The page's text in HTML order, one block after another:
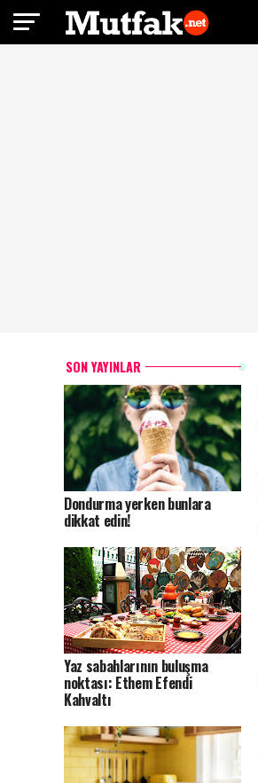
SON YAYINLAR
Dondurma yerken bunlara
dikkat edin!
Yaz sabahlarının buluşma
noktası: Ethem Efendi
Kahvaltı